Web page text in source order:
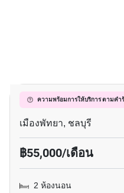
ความพร้อมการให้บริการ ตามคำ
วินด์แฮม จอมเทียน
เมืองพัทยา, ชลบุรี
฿55,000/เดือน
2 ห้องนอน